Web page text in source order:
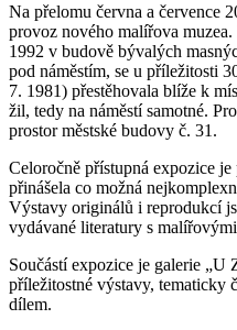
Na přelomu června a července
provoz nového malířova
1992 v budově bývalých
pod náměstím, se u příležitosti
7. 1981) přestěhovala blíže k
žil, tedy na náměstí samotné.
prostor městské budovy č. 31.
Celoročně přístupná expozice
přinášela co možná
Výstavy originálů i reprodukcí
vydávané literatury s
Součástí expozice je galerie „U
příležitostné výstavy, tematicky
dílem.